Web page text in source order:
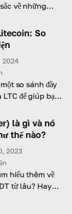
về những
hóa mang lại.
So
2024
so sánh đầy
LTC để giúp bạn
là gì và nó
thế nào?
2023
hiểu thêm về
từ lâu? Hay